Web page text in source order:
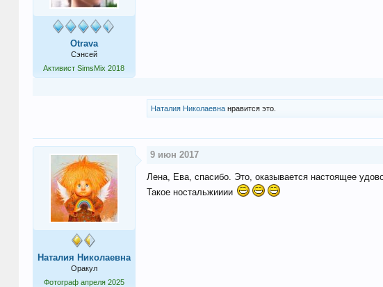
Otrava
Сэнсей
Активист SimsMix 2018
Наталия Николаевнанравится это.
Наталия Николаевна
Оракул
Фотограф апреля 2025
9 июн 2017
Лена, Ева, спасибо. Это, оказывается настоящее
Такое ностальжииии